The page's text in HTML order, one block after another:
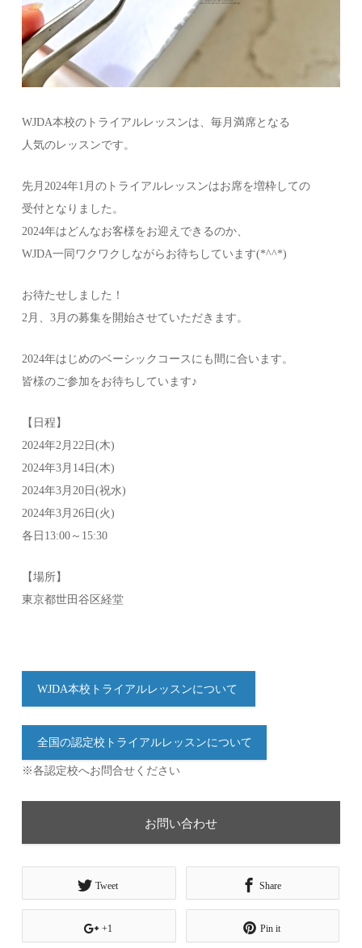
WJDA本校のトライアルレッスンは、毎月満席となる
人気のレッスンです。
先月2024年1月のトライアルレッスンはお席を増枠しての
受付となりました。
2024年はどんなお客様をお迎えできるのか、
WJDA一同ワクワクしながらお待ちしています(*^^*)
お待たせしました！
2月、3月の募集を開始させていただきます。
2024年はじめのベーシックコースにも間に合います。
皆様のご参加をお待ちしています♪
【日程】
2024年2月22日(木)
2024年3月14日(木)
2024年3月20日(祝水)
2024年3月26日(火)
各日13:00～15:30
【場所】
東京都世田谷区経堂
WJDA本校トライアルレッスンについて
全国の認定校トライアルレッスンについて
※各認定校へお問合せください
お問い合わせ
Tweet Share
+1 Pin it